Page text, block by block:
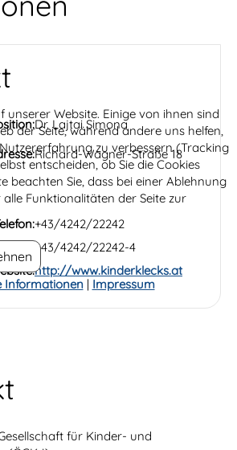
Dr. Lajtai Simona
Richard-Wagner-Straße 18
+43/4242/22242
+43/4242/22242-4
http://www.kinderklecks.at
für Kinder- und
unserer Website. Einige von ihnen sind
der Seite, während andere uns helfen,
zu verbessern (Tracking
entscheiden, ob Sie die Cookies
beachten Sie, dass bei einer Ablehnung
Funktionalitäten der Seite zur
Informationen| Impressum